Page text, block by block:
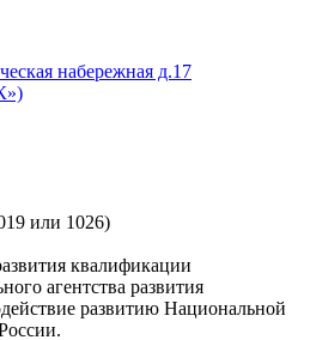
набережная д.17
или 1026)
квалификации
агентства развития
развитию Национальной